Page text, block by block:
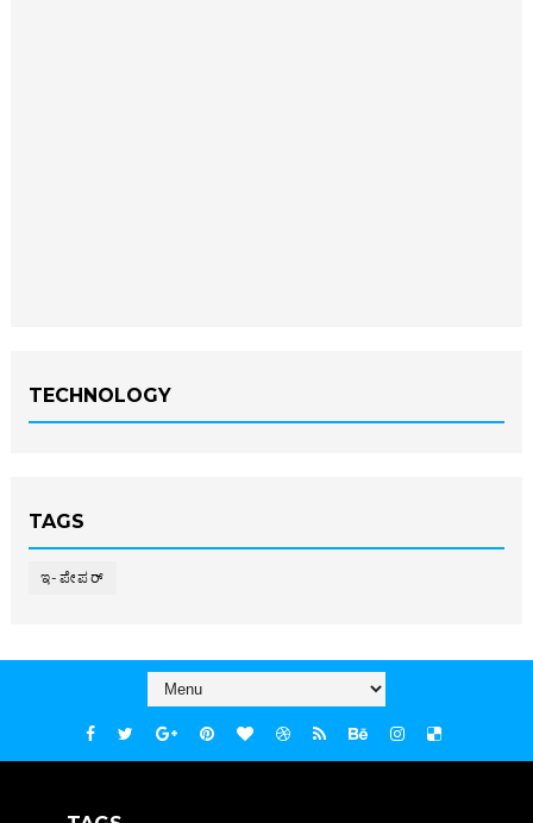
TECHNOLOGY
TAGS
ಇ-ಪೇಪರ್‌